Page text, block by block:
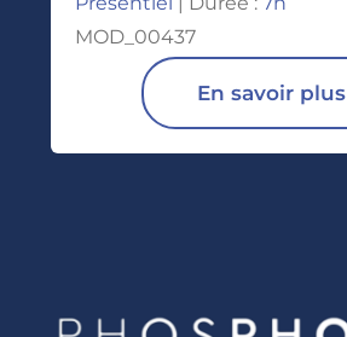
MOD_00437
En savoir plus